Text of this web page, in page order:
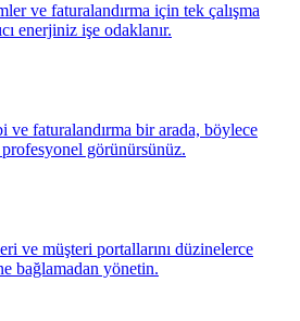
ve faturalandırma için tek çalışma
enerjiniz işe odaklanır.
ve faturalandırma bir arada, böylece
görünürsünüz.
ve müşteri portallarını düzinelerce
bağlamadan yönetin.